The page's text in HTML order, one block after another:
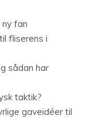
ny fan
fliserens i
sådan har
taktik?
gaveidéer til